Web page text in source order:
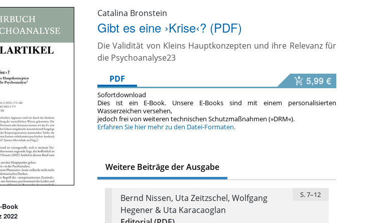
Book
2022
Catalina Bronstein
Gibt es eine ›Krise‹? (PDF)
Die Validität von Kleins Hauptkonzepten und ihre Relevanz für
die Psychoanalyse23
PDF
5,99 €
Sofortdownload
Dies ist ein E-Book. Unsere E-Books sind mit einem personalisierten
Wasserzeichen versehen,
jedoch frei von weiteren technischen Schutzmaßnahmen (»DRM«).
Erfahren Sie hier mehr zu den Datei-Formaten.
Weitere Beiträge der Ausgabe
Bernd Nissen, Uta Zeitzschel, Wolfgang
Hegener & Uta Karacaoglan
S. 7–12